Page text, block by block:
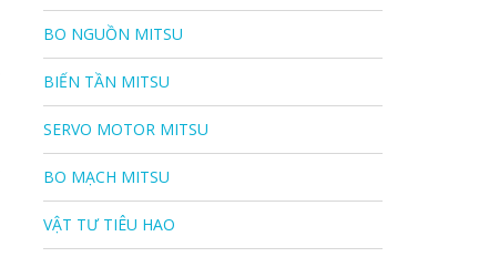
BO NGUỒN MITSU
BIẾN TẦN MITSU
SERVO MOTOR MITSU
BO MẠCH MITSU
VẬT TƯ TIÊU HAO